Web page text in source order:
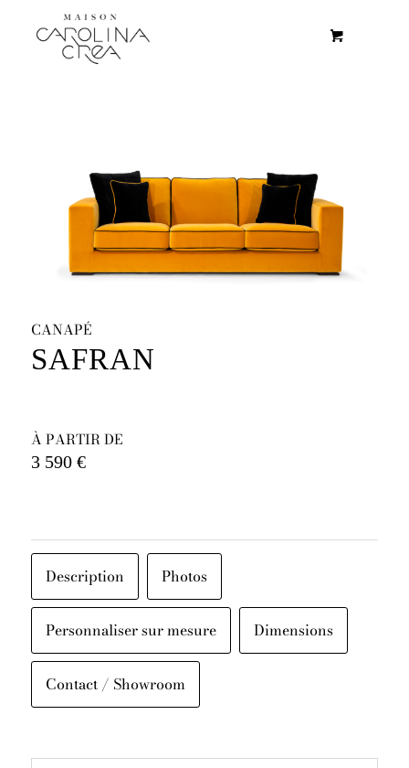
CANAPÉ
SAFRAN
À PARTIR DE
3 590 €
Description Photos
Personnaliser sur mesure Dimensions
Contact / Showroom